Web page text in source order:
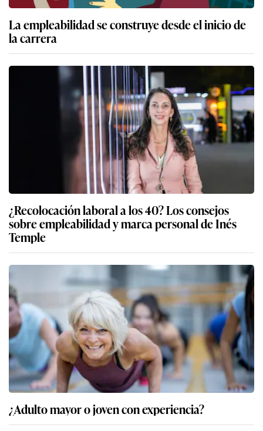
La empleabilidad se construye desde el inicio de
la carrera
¿Recolocación laboral a los 40? Los consejos
sobre empleabilidad y marca personal de Inés
Temple
¿Adulto mayor o joven con experiencia?